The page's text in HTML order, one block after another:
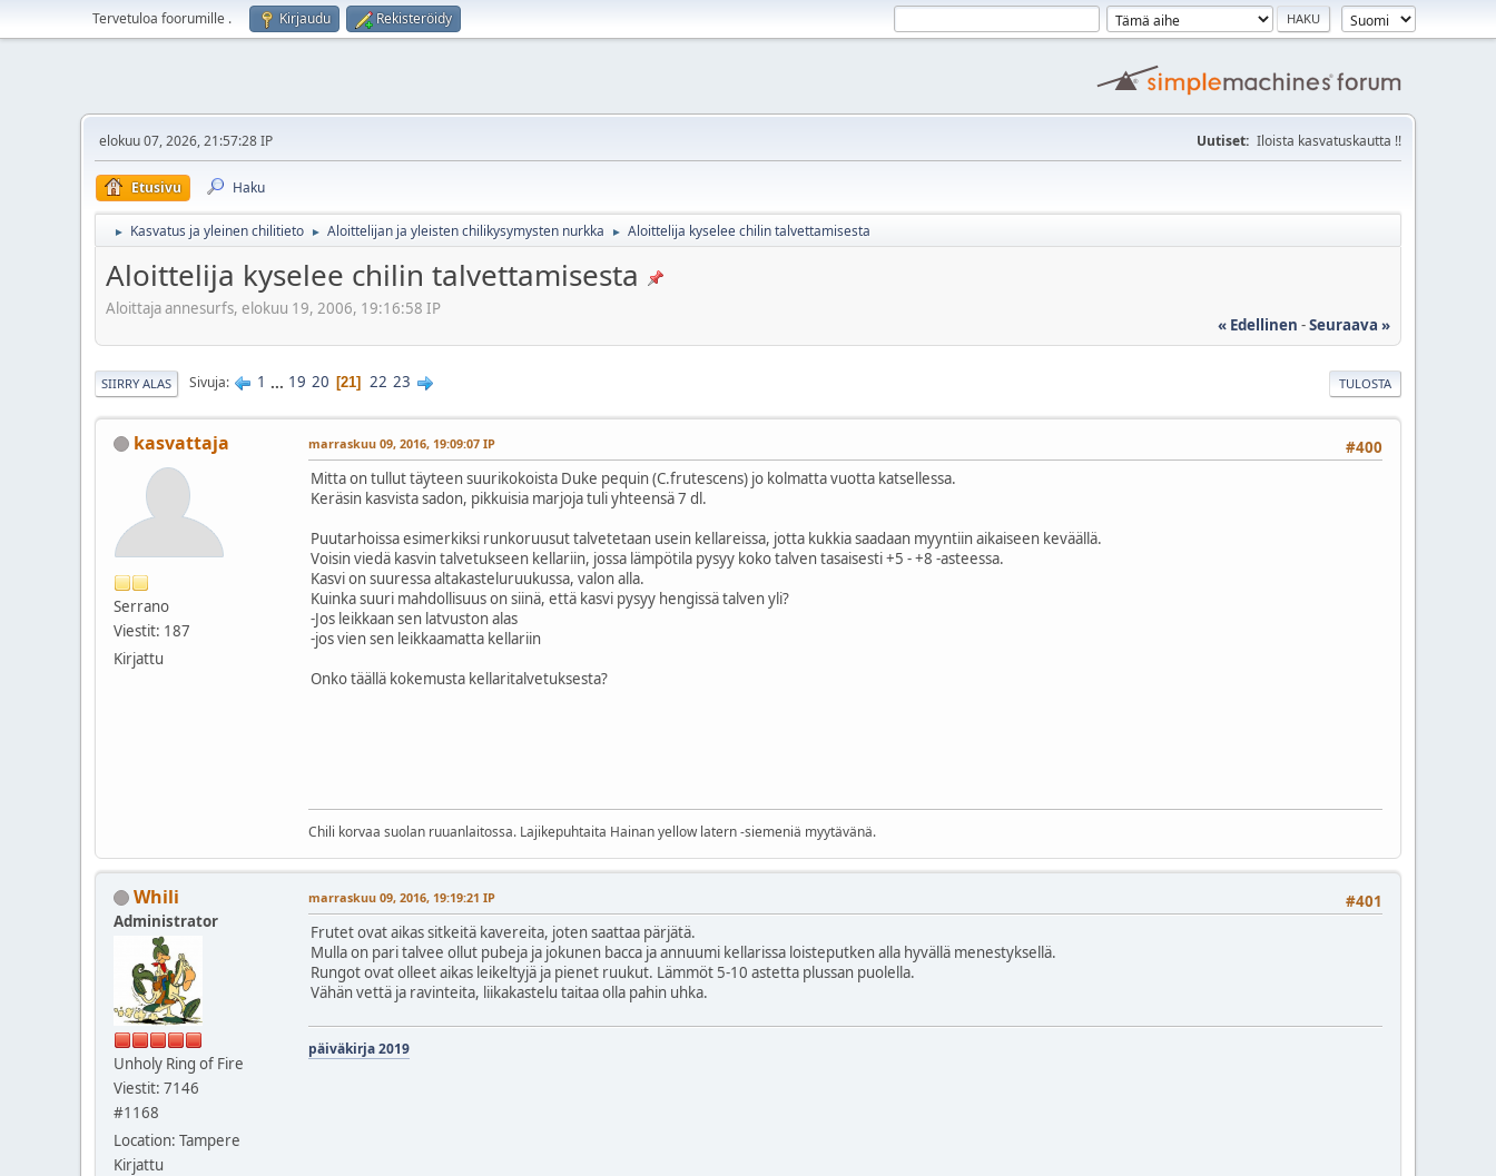
Tervetuloa foorumille . Kirjaudu Rekisteröidy
elokuu 07, 2026, 21:57:28 IP Uutiset: Iloista kasvatuskautta !!
Etusivu Haku
► Kasvatus ja yleinen chilitieto ► Aloittelijan ja yleisten chilikysymysten nurkka ► Aloittelija kyselee chilin talvettamisesta
Aloittelija kyselee chilin talvettamisesta
Aloittaja annesurfs, elokuu 19, 2006, 19:16:58 IP
« Edellinen -Seuraava »
TULOSTA
SIIRRY ALAS Sivuja 1 ... 19 20 21 22 23
kasvattaja
Serrano
Viestit: 187
Kirjattu
#400
marraskuu 09, 2016, 19:09:07 IP
Mitta on tullut täyteen suurikokoista Duke pequin (C.frutescens) jo kolmatta vuotta katsellessa.
Keräsin kasvista sadon, pikkuisia marjoja tuli yhteensä 7 dl.
Puutarhoissa esimerkiksi runkoruusut talvetetaan usein kellareissa, jotta kukkia saadaan myyntiin aikaiseen keväällä.
Voisin viedä kasvin talvetukseen kellariin, jossa lämpötila pysyy koko talven tasaisesti +5 - +8 -asteessa.
Kasvi on suuressa altakasteluruukussa, valon alla.
Kuinka suuri mahdollisuus on siinä, että kasvi pysyy hengissä talven yli?
-Jos leikkaan sen latvuston alas
-jos vien sen leikkaamatta kellariin
Onko täällä kokemusta kellaritalvetuksesta?
Chili korvaa suolan ruuanlaitossa. Lajikepuhtaita Hainan yellow latern -siemeniä myytävänä.
Whili
Administrator
Unholy Ring of Fire
Viestit: 7146
#1168
Location: Tampere
Kirjattu
#401
marraskuu 09, 2016, 19:19:21 IP
Frutet ovat aikas sitkeitä kavereita, joten saattaa pärjätä.
Mulla on pari talvee ollut pubeja ja jokunen bacca ja annuumi kellarissa loisteputken alla hyvällä menestyksellä.
Rungot ovat olleet aikas leikeltyjä ja pienet ruukut. Lämmöt 5-10 astetta plussan puolella.
Vähän vettä ja ravinteita, liikakastelu taitaa olla pahin uhka.
päiväkirja 2019